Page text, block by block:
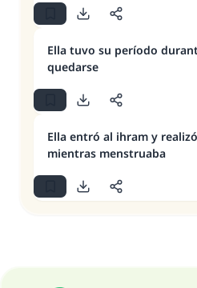
Ella tuvo su período
quedarse
Ella entró al ihram y
mientras menstruaba